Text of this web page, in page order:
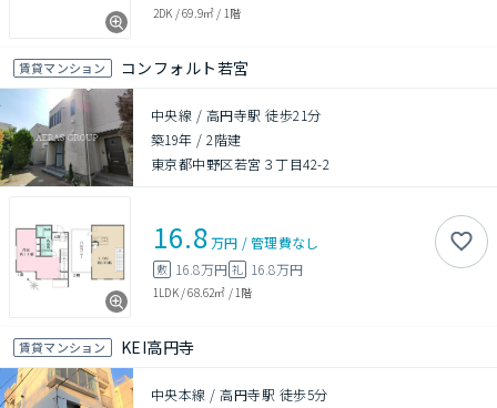
2DK /69.9㎡ / 1階
賃貸マンション コンフォルト若宮
中央線 / 高円寺駅 徒歩21分
築19年 /2階建
東京都中野区若宮３丁目42-2
16.8万円 /管理費なし
敷 16.8万円 礼 16.8万円
1LDK/68.62㎡ / 1階
賃貸マンション KEI高円寺
中央本線 / 高円寺駅 徒歩5分